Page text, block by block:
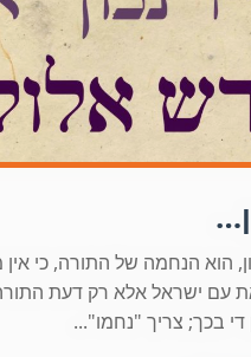
הוא הנחמה של התורה, כי אין
עם ישראל אלא רק דעת
בכך; צריך "נחמו"...